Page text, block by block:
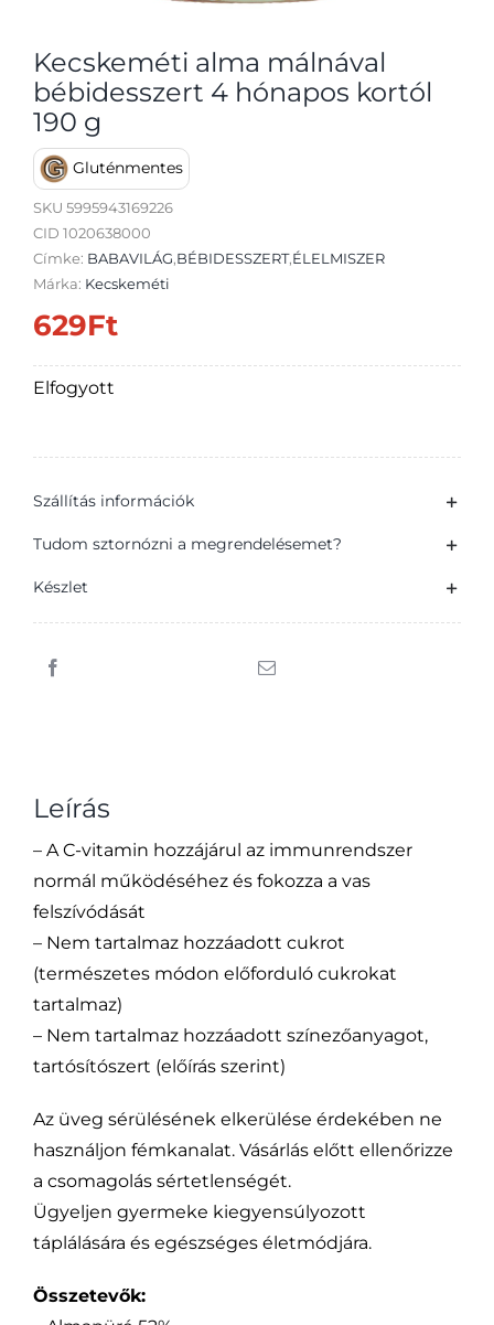
Átvétel
Kecskeméti alma málnával
bébidesszert 4 hónapos kortól
190 g
Gluténmentes
SKU 5995943169226
CID 1020638000
Címke: BABAVILÁG,BÉBIDESSZERT,ÉLELMISZER
Márka: Kecskeméti
629Ft
Elfogyott
Szállítás információk
Tudom sztornózni a megrendelésemet?
Készlet
Leírás
– A C-vitamin hozzájárul az immunrendszer
normál működéséhez és fokozza a vas
felszívódását
– Nem tartalmaz hozzáadott cukrot
(természetes módon előforduló cukrokat
tartalmaz)
– Nem tartalmaz hozzáadott színezőanyagot,
tartósítószert (előírás szerint)
Az üveg sérülésének elkerülése érdekében ne
használjon fémkanalat. Vásárlás előtt ellenőrizze
a csomagolás sértetlenségét.
Ügyeljen gyermeke kiegyensúlyozott
táplálására és egészséges életmódjára.
Összetevők: